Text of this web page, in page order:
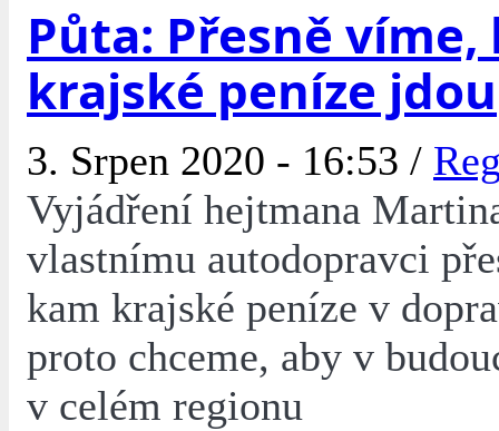
Půta: Přesně víme,
krajské peníze jdou
3. Srpen 2020 - 16:53 /
Vyjádření hejtmana
vlastnímu autodopravci
kam krajské peníze v
proto chceme, aby v
v celém regionu